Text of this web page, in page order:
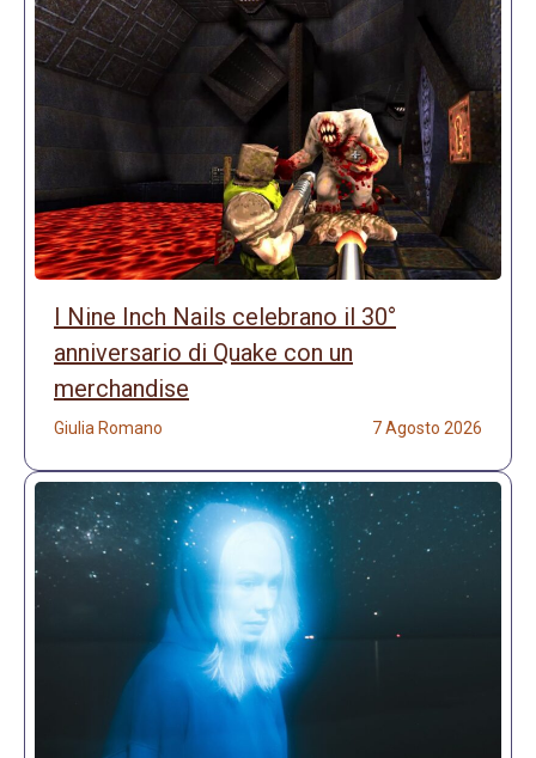
I Nine Inch Nails celebrano il 30°
anniversario di Quake con un
merchandise
Giulia Romano 7 Agosto 2026